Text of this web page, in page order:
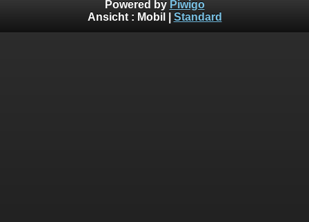
Powered by Piwigo
Ansicht : Mobil Standard